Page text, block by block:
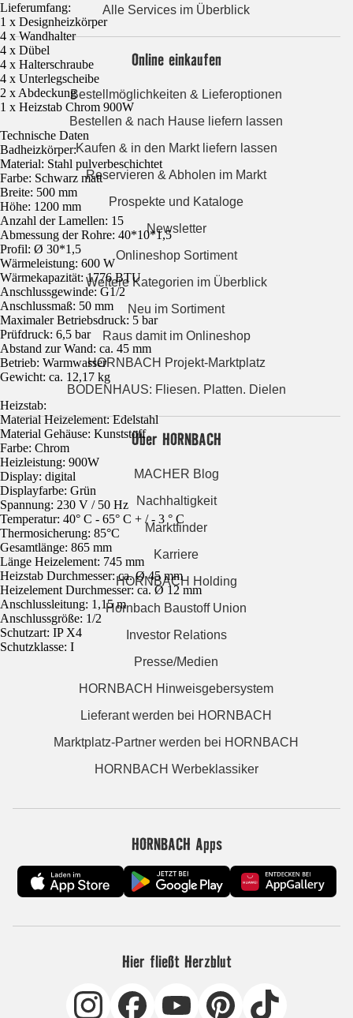
Lieferumfang:
1 x Designheizkörper
4 x Wandhalter
4 x Dübel
4 x Halterschraube
4 x Unterlegscheibe
2 x Abdeckung
1 x Heizstab Chrom 900W
Technische Daten
Badheizkörper:
Material: Stahl pulverbeschichtet
Farbe: Schwarz matt
Breite: 500 mm
Höhe: 1200 mm
Anzahl der Lamellen: 15
Abmessung der Rohre: 40*10*1,5
Profil: Ø 30*1,5
Wärmeleistung: 600 W
Wärmekapazität: 1776 BTU
Anschlussgewinde: G1/2
Anschlussmaß: 50 mm
Maximaler Betriebsdruck: 5 bar
Prüfdruck: 6,5 bar
Abstand zur Wand: ca. 45 mm
Betrieb: Warmwasser
Gewicht: ca. 12,17 kg
Heizstab:
Material Heizelement: Edelstahl
Material Gehäuse: Kunststoff
Farbe: Chrom
Heizleistung: 900W
Display: digital
Displayfarbe: Grün
Spannung: 230 V / 50 Hz
Temperatur: 40° C - 65° C + / - 3 ° C
Thermosicherung: 85°C
Gesamtlänge: 865 mm
Länge Heizelement: 745 mm
Heizstab Durchmesser: ca. Ø 45 mm
Heizelement Durchmesser: ca. Ø 12 mm
Anschlussleitung: 1,15 m
Anschlussgröße: 1/2
Schutzart: IP X4
Schutzklasse: I
Alle Services im Überblick
Online einkaufen
Bestellmöglichkeiten & Lieferoptionen
Bestellen & nach Hause liefern lassen
Kaufen & in den Markt liefern lassen
Reservieren & Abholen im Markt
Prospekte und Kataloge
Newsletter
Onlineshop Sortiment
Weitere Kategorien im Überblick
Neu im Sortiment
Raus damit im Onlineshop
HORNBACH Projekt-Marktplatz
BODENHAUS: Fliesen. Platten. Dielen
Über HORNBACH
MACHER Blog
Nachhaltigkeit
Marktfinder
Karriere
HORNBACH Holding
Hornbach Baustoff Union
Investor Relations
Presse/Medien
HORNBACH Hinweisgebersystem
Lieferant werden bei HORNBACH
Marktplatz-Partner werden bei HORNBACH
HORNBACH Werbeklassiker
HORNBACH Apps
Hier fließt Herzblut